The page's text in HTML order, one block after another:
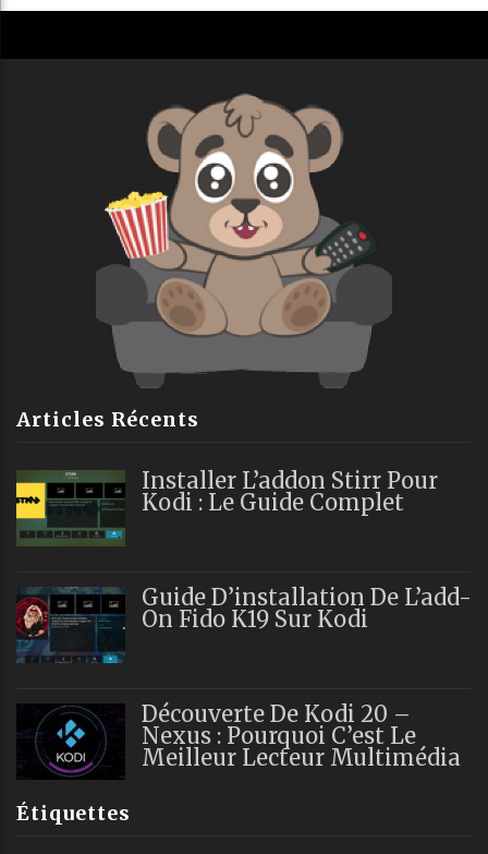
Articles Récents
Installer L’addon Stirr Pour
Kodi : Le Guide Complet
Guide D’installation De L’add-
On Fido K19 Sur Kodi
Découverte De Kodi 20 –
Nexus : Pourquoi C’est Le
Meilleur Lecteur Multimédia
Étiquettes